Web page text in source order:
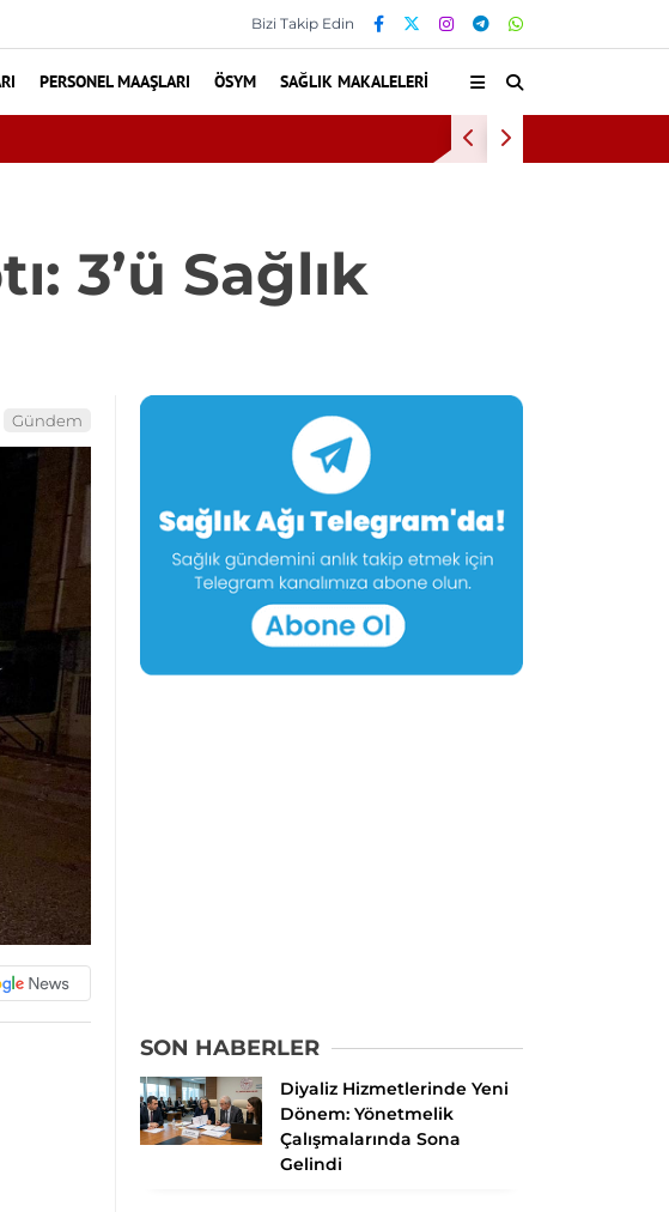
Bizi Takip Edin
PERSONEL MAAŞLARI ÖSYM SAĞLIK MAKALELERI
Ameliyattan 60 Dikişle Uyandı
3’ü Sağlık
Gündem
SON HABERLER
Diyaliz Hizmetlerinde Yeni
Dönem: Yönetmelik
Çalışmalarında Sona
Gelindi